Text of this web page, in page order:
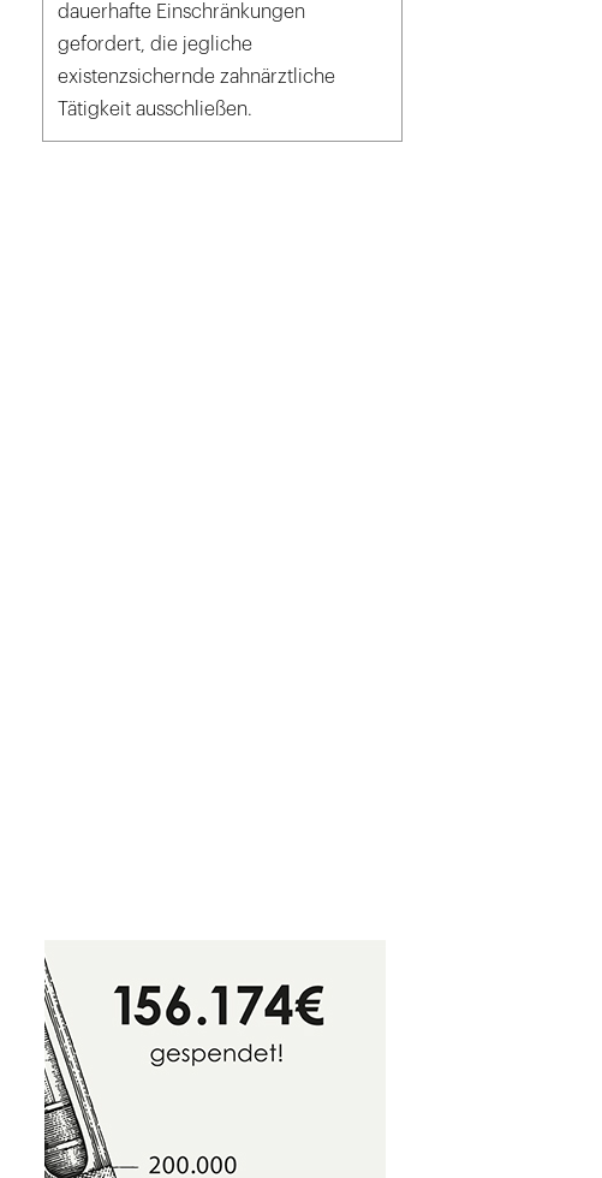
dauerhafte Einschränkungen
gefordert, die jegliche
existenzsichernde zahnärztliche
Tätigkeit ausschließen.